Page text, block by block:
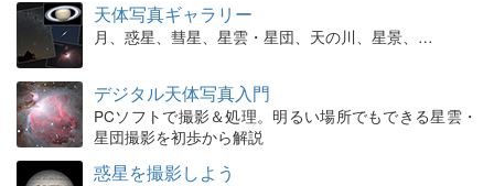
天体写真ギャラリー
月、惑星、彗星、星雲・星団、天の川、星景、…
デジタル天体写真入門
PCソフトで撮影＆処理。明るい場所でもできる星雲・
星団撮影を初歩から解説
惑星を撮影しよう